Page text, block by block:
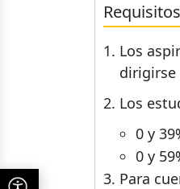
Requisitos
Los
dirigirse
Los
0 y
0 y
Para